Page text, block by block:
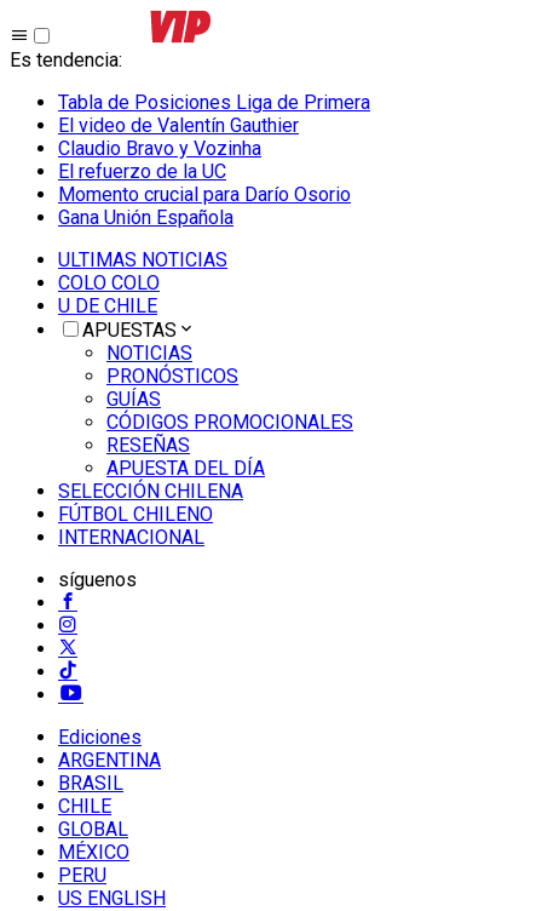
Es tendencia:
Tabla de Posiciones Liga de Primera
El video de Valentín Gauthier
Claudio Bravo y Vozinha
El refuerzo de la UC
Momento crucial para Darío Osorio
Gana Unión Española
ULTIMAS NOTICIAS
COLO COLO
U DE CHILE
APUESTAS
NOTICIAS
PRONÓSTICOS
GUÍAS
CÓDIGOS PROMOCIONALES
RESEÑAS
APUESTA DEL DÍA
SELECCIÓN CHILENA
FÚTBOL CHILENO
INTERNACIONAL
síguenos
Ediciones
ARGENTINA
BRASIL
CHILE
GLOBAL
MÉXICO
PERU
US ENGLISH